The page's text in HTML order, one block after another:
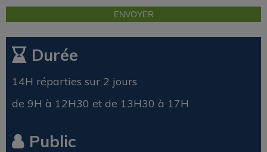
Durée
14H réparties sur 2 jours
de 9H à 12H30 et de 13H30 à 17H
Public